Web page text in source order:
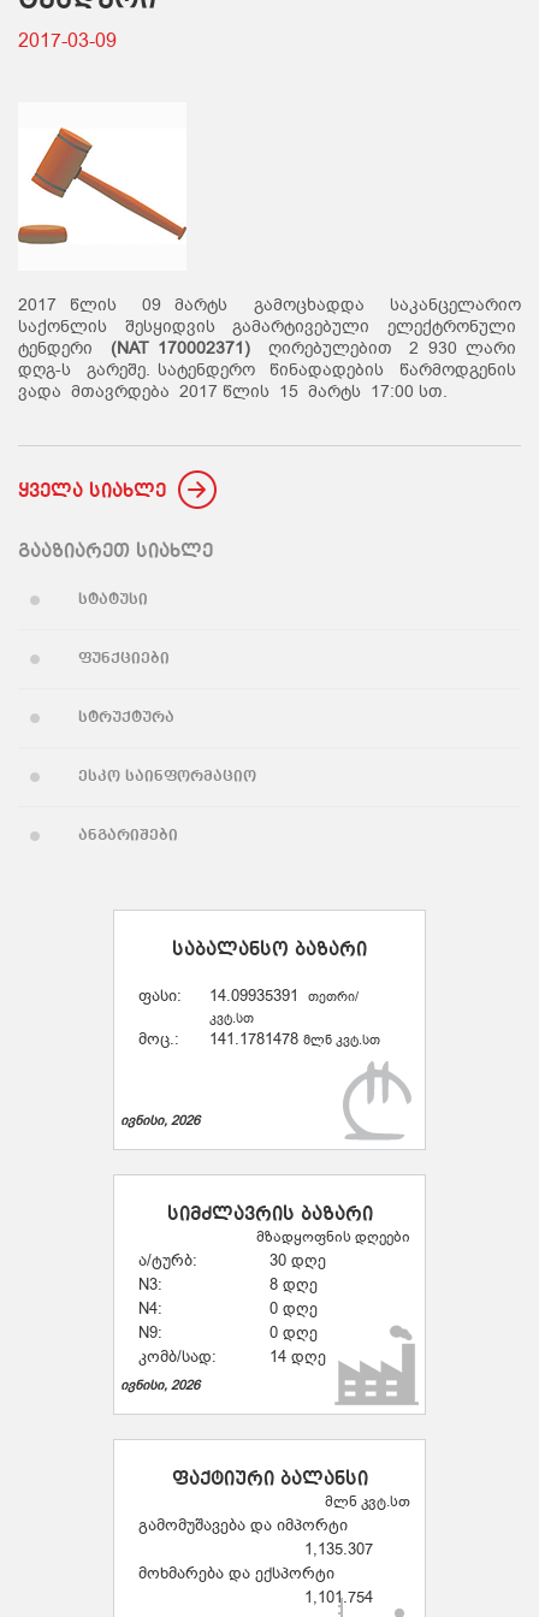
2017-03-09
2017 წლის 09 მარტს გამოცხადდა საკანცელარიო
საქონლის შესყიდვის გამარტივებული ელექტრონული
ტენდერი (NAT 170002371) ღირებულებით 2 930 ლარი
დღგ-ს გარეშე. სატენდერო წინადადების წარმოდგენის
ვადა მთავრდება 2017 წლის 15 მარტს 17:00 სთ.
ყველა სიახლე
გააზიარეთ სიახლე
სტატუსი
ფუნქციები
სტრუქტურა
ესკო საინფორმაციო
ანგარიშები
საბალანსო ბაზარი
ფასი: 14.09935391
თეთრი/
კვტ.სთ
მოც.: 141.1781478 მლნ კვტ.სთ
ივნისი, 2026
სიმძლავრის ბაზარი
მზადყოფნის დღეები
ა/ტურბ:
30 დღე
N3:
8 დღე
N4:
0 დღე
N9:
0 დღე
კომბ/სად:
14 დღე
ივნისი, 2026
ფაქტიური ბალანსი
მლნ კვტ.სთ
გამომუშავება და იმპორტი
1,135.307
მოხმარება და ექსპორტი
1,101.754